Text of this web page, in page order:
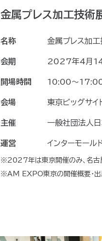
金属プレス加工技
名称 金属プレス加
会期 2027年4月14
開場時間 10:00〜
会場 東京ビッグサ
主催 一般社団法人
運営 インターモール
※2027年は東京開催のみ、名古
※AM EXPO東京の開催概要・出